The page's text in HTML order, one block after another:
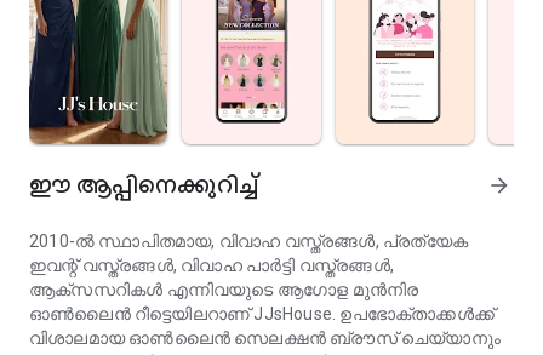
ഈ ആപ്പിനെക്കുറിച്ച് arrow_forward
2010-ൽ സ്ഥാപിതമായ, വിവാഹ വസ്ത്രങ്ങൾ, പ്രത്യേക
ഇവന്റ് വസ്ത്രങ്ങൾ, വിവാഹ പാർട്ടി വസ്ത്രങ്ങൾ,
ആക്സസറികൾ എന്നിവയുടെ ആഗോള മുൻനിര
ഓൺലൈൻ റീട്ടെയിലറാണ് JJsHouse. ഉപഭോക്താക്കൾക്ക്
വിശാലമായ ഓൺലൈൻ സെലക്ഷൻ ബ്രൗസ് ചെയ്യാനും